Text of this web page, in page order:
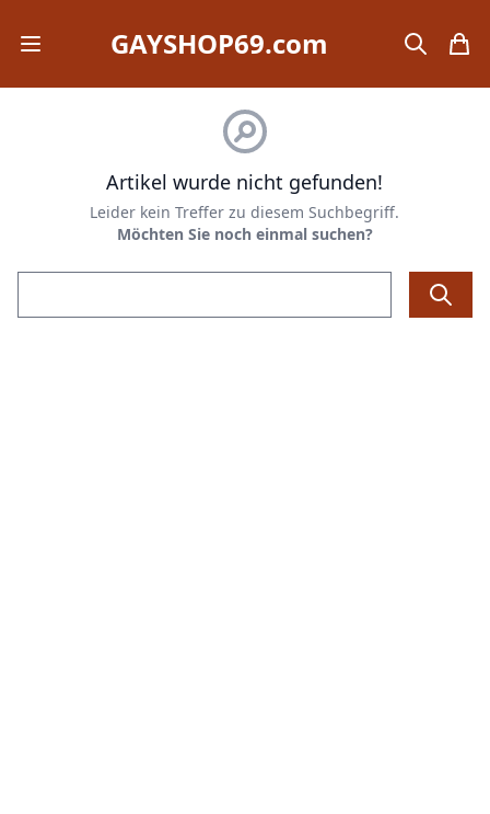
Open mobile menuGAYSHOP69.com search
Artikel wurde nicht gefunden!
Leider kein Treffer zu diesem Suchbegriff.
Möchten Sie noch einmal suchen?